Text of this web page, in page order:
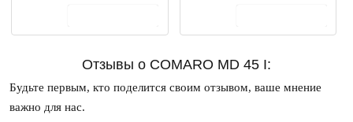
Отзывы о COMARO MD 45 I:
Будьте первым, кто поделится своим отзывом, ваше мнение
важно для нас.